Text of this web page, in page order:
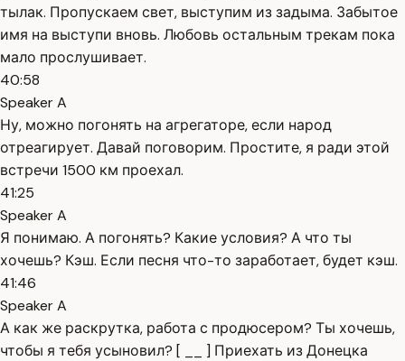
тылак. Пропускаем свет, выступим из задыма. Забытое
имя на выступи вновь. Любовь остальным трекам пока
мало прослушивает.
40:58
Speaker A
Ну, можно погонять на агрегаторе, если народ
отреагирует. Давай поговорим. Простите, я ради этой
встречи 1500 км проехал.
41:25
Speaker A
Я понимаю. А погонять? Какие условия? А что ты
хочешь? Кэш. Если песня что-то заработает, будет кэш.
41:46
Speaker A
А как же раскрутка, работа с продюсером? Ты хочешь,
чтобы я тебя усыновил? [ __ ] Приехать из Донецка